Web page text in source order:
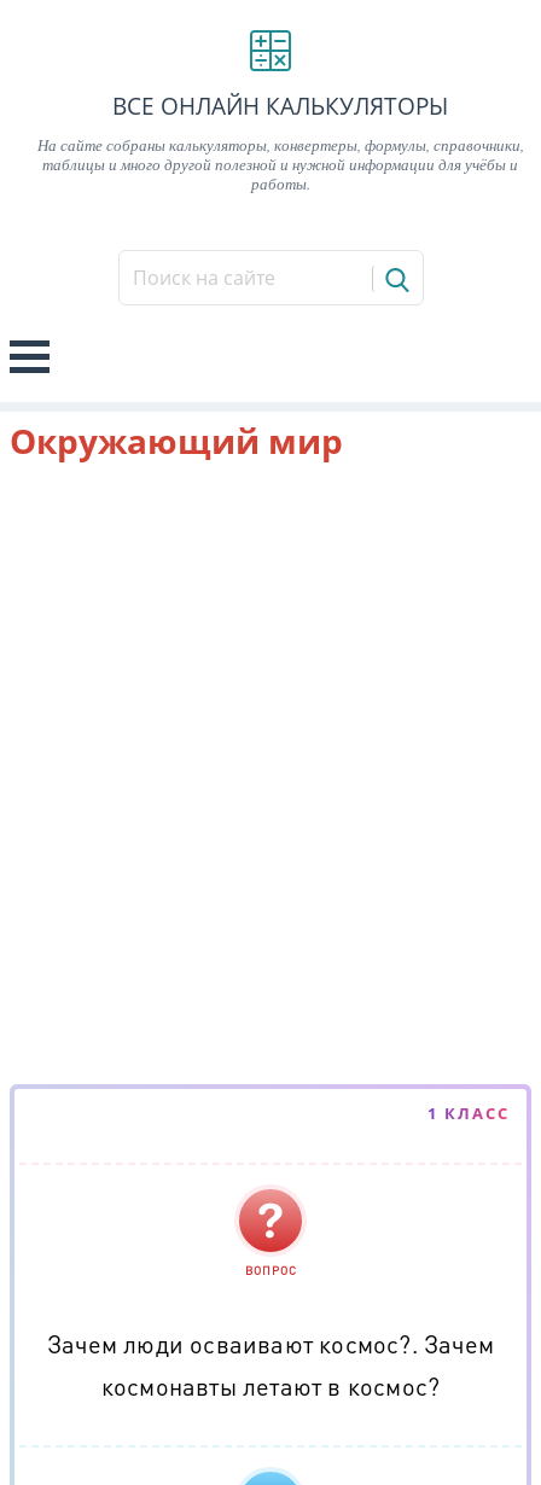
ВСЕ ОНЛАЙН КАЛЬКУЛЯТОРЫ
На сайте собраны калькуляторы, конвертеры, формулы, справочники,
таблицы и много другой полезной и нужной информации для учёбы и
работы.
Окружающий мир
1 КЛАСС
ВОПРОС
Зачем люди осваивают космос?. Зачем
космонавты летают в космос?